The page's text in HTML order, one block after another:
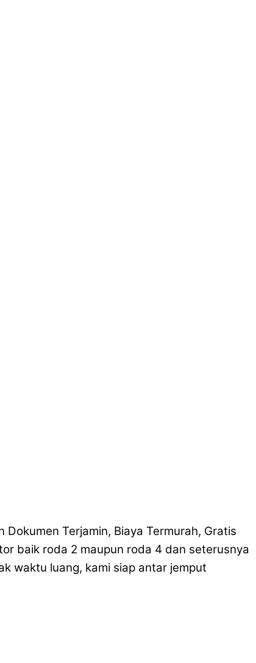
Terjamin, Biaya Termurah, Gratis
baik roda 2 maupun roda 4 dan seterusnya
waktu luang, kami siap antar jemput